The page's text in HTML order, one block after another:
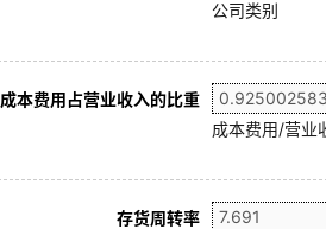
公司类别
成本费用占营业收入的比重
成本费用/营业
存货周转率